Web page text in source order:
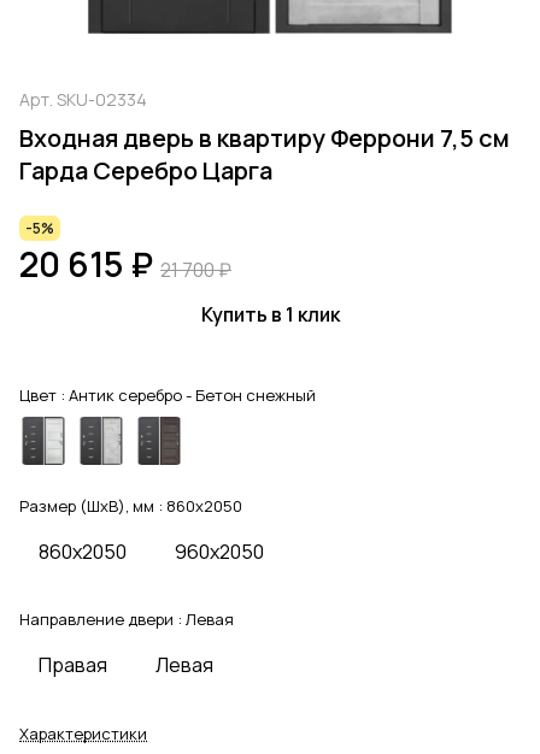
Арт. SKU-02334
Входная дверь в квартиру Феррони 7,5 см
Гарда Серебро Царга
-5%
20 615 ₽ 21 700 ₽
Купить в 1 клик
Цвет : Антик серебро - Бетон снежный
Размер (ШхВ), мм : 860x2050
860x2050 960x2050
Направление двери : Левая
Правая Левая
Характеристики